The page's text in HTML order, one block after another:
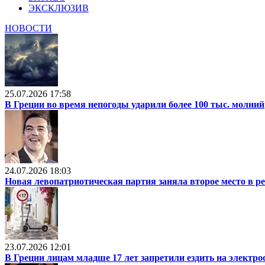
ЭКСКЛЮЗИВ
НОВОСТИ
25.07.2026 17:58
В Греции во время непогоды ударили более 100 тыс. молний
24.07.2026 18:03
Новая левопатриотическая партия заняла второе место в
23.07.2026 12:01
В Греции лицам младше 17 лет запретили ездить на